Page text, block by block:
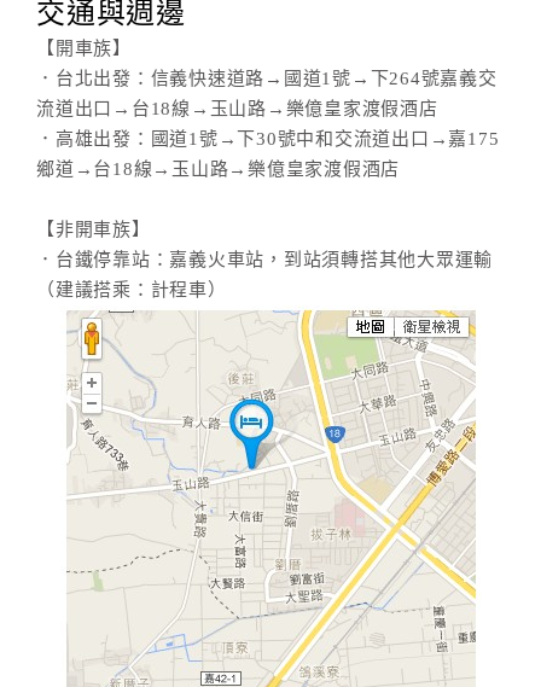
交通與週邊
【開車族】
．台北出發：信義快速道路→國道1號→下264號嘉義交
流道出口→台18線→玉山路→樂億皇家渡假酒店
．高雄出發：國道1號→下30號中和交流道出口→嘉175
鄉道→台18線→玉山路→樂億皇家渡假酒店
【非開車族】
．台鐵停靠站：嘉義火車站，到站須轉搭其他大眾運輸
（建議搭乘：計程車）